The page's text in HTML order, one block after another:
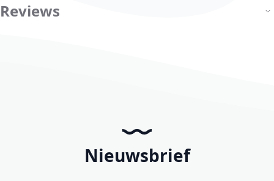
Reviews
Nieuwsbrief